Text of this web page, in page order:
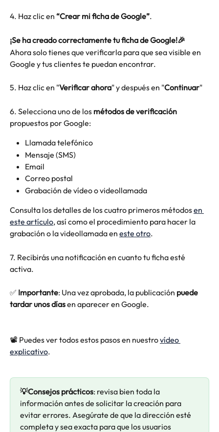
4. Haz clic en “Crear mi ficha de Google”.
¡Se ha creado correctamente tu ficha de Google!🎉
Ahora solo tienes que verificarla para que sea visible en
Google y tus clientes te puedan encontrar.
5. Haz clic en "Verificar ahora" y después en "Continuar"
6. Selecciona uno de los métodos de verificación
propuestos por Google:
Llamada telefónico
Mensaje (SMS)
Email
Correo postal
Grabación de vídeo o videollamada
Consulta los detalles de los cuatro primeros métodos en
este artículo, así como el procedimiento para hacer la
grabación o la videollamada en este otro.
7. Recibirás una notificación en cuanto tu ficha esté
activa.
✅ Importante: Una vez aprobada, la publicación puede
tardar unos días en aparecer en Google.
📽️ Puedes ver todos estos pasos en nuestro vídeo
explicativo.
💡Consejos prácticos: revisa bien toda la
información antes de solicitar la creación para
evitar errores. Asegúrate de que la dirección esté
completa y sea exacta para que los usuarios